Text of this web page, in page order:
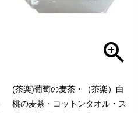
(茶楽)葡萄の麦茶・（茶楽）白
桃の麦茶・コットンタオル・ス